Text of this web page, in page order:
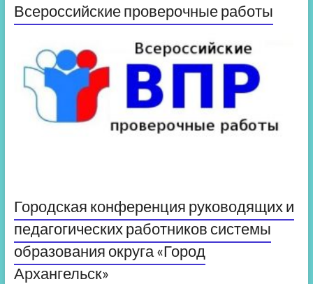
Всероссийские проверочные работы
Городская конференция руководящих и
педагогических работников системы
образования округа «Город
Архангельск»